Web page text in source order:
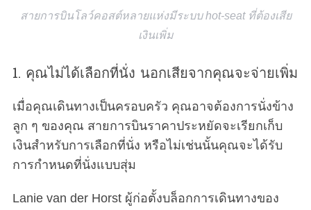
สายการบินโลว์คอสต์หลายแห่งมีระบบ hot-seat ที่ต้องเสีย
เงินเพิ่ม
1. คุณไม่ได้เลือกที่นั่ง นอกเสียจากคุณจะจ่ายเพิ่ม
เมื่อคุณเดินทางเป็นครอบครัว คุณอาจต้องการนั่งข้าง
ลูก ๆ ของคุณ สายการบินราคาประหยัดจะเรียกเก็บ
เงินสำหรับการเลือกที่นั่ง หรือไม่เช่นนั้นคุณจะได้รับ
การกำหนดที่นั่งแบบสุ่ม
Lanie van der Horst ผู้ก่อตั้งบล็อกการเดินทางของ